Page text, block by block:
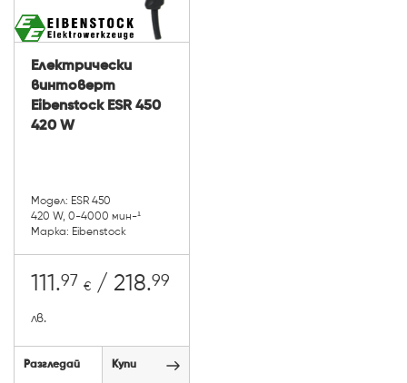
Електрически
винтоверт
Eibenstock ESR 450
420 W
Модел: ESR 450
420 W, 0-4000 мин-¹
Марка: Eibenstock
111.97 € / 218.99
лв.
Разгледай Купи